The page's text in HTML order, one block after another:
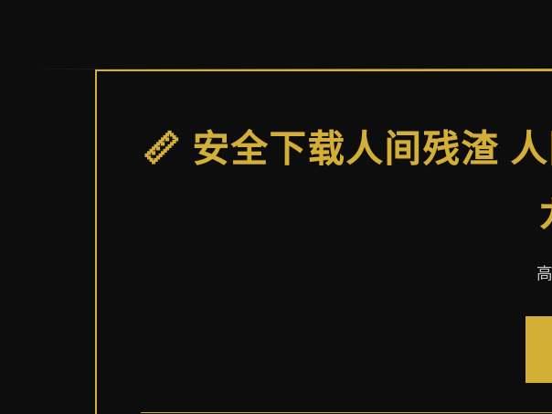
📏 安全下载人间残渣